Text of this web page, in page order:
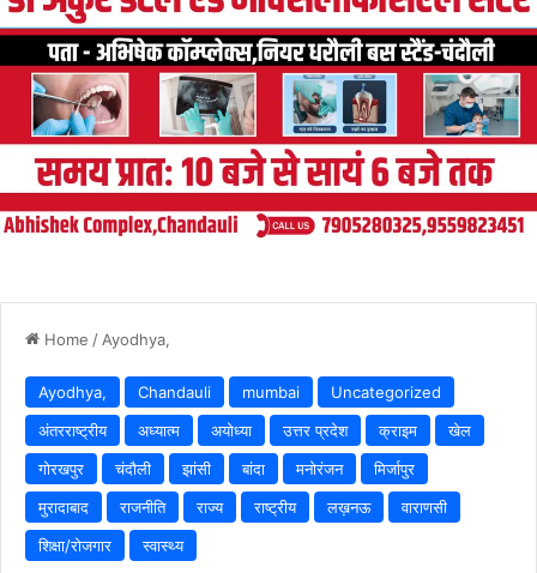
Home / Ayodhya,
Ayodhya, Chandauli mumbai
Uncategorized
अंतरराष्ट्रीय
अध्यात्म अयोध्या उत्तर प्रदेश क्राइम
खेल
गोरखपुर
चंदौली झांसी बांदा मनोरंजन
मिर्जापुर
मुरादाबाद
राजनीति राज्य राष्ट्रीय लख़नऊ
वाराणसी
शिक्षा/रोजगार
स्वास्थ्य